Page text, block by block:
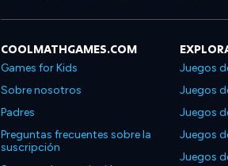
COOLMATHGAMES.COM
Games for Kids
Sobre nosotros
Padres
Preguntas frecuentes sobre la
suscripción
Juegos
Juegos
Juegos
Juegos
Juegos